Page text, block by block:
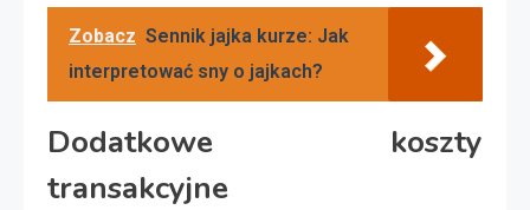
Zobacz Sennik jajka kurze: Jak
interpretować sny o jajkach?
Dodatkowe koszty
transakcyjne